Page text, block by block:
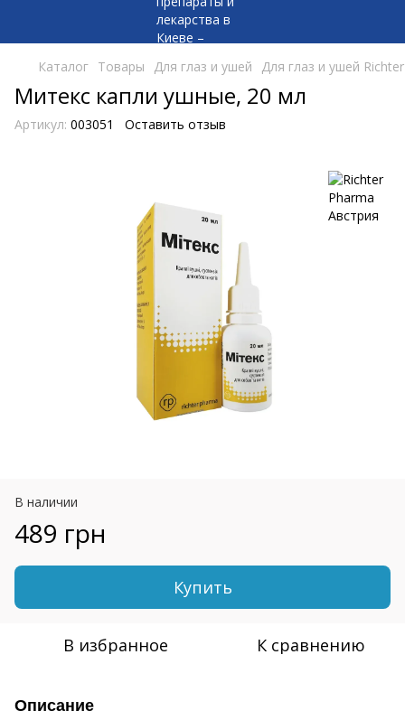
Каталог Товары Для глаз и ушей Для глаз и ушей
Митекс капли ушные, 20 мл
Артикул: 003051 Оставить отзыв
В наличии
489 грн
Купить
В избранное К сравнению
Описание